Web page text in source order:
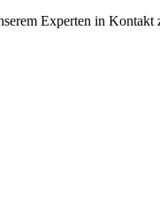
Experten in